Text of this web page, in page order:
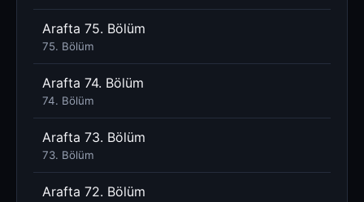
Arafta 75. Bölüm
75. Bölüm
Arafta 74. Bölüm
74. Bölüm
Arafta 73. Bölüm
73. Bölüm
Arafta 72. Bölüm